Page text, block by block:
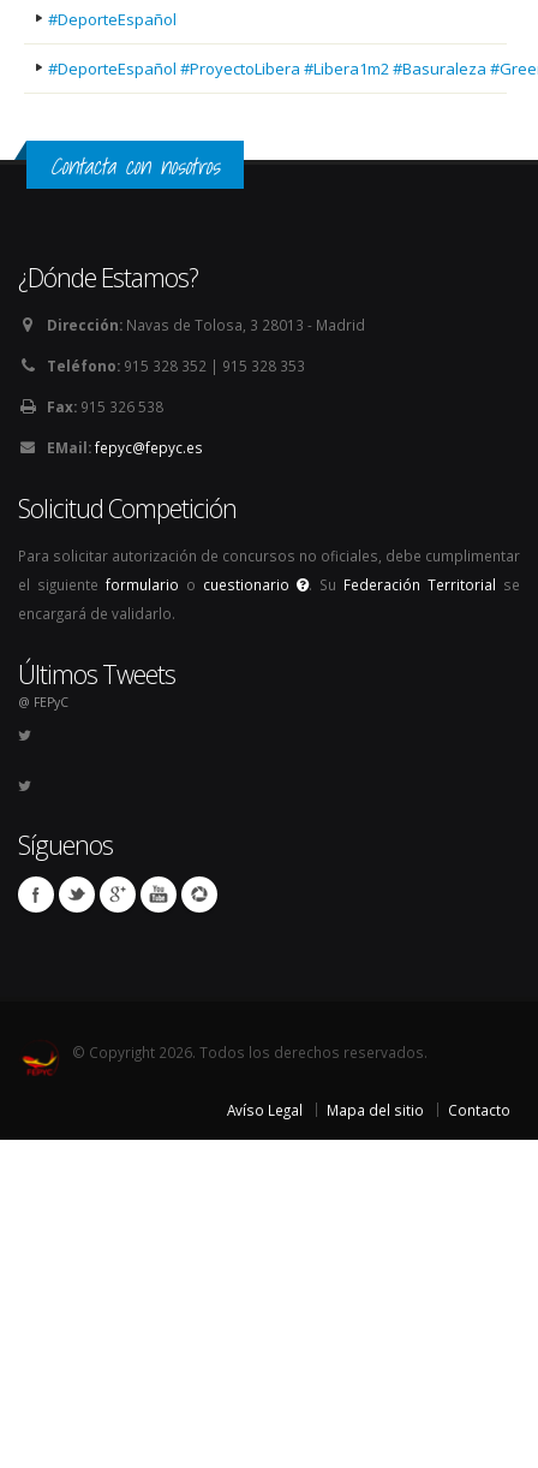
#DeporteEspañol
#DeporteEspañol #ProyectoLibera #Libera1m2 #Basuraleza
Contacta con nosotros
¿Dónde Estamos?
Dirección: Navas de Tolosa, 3 28013 - Madrid
Teléfono: 915 328 352 | 915 328 353
Fax: 915 326 538
EMail:fepyc@fepyc.es
Solicitud Competición
Para solicitar autorización de concursos no oficiales, debe cumplimentar
el siguiente formulario o cuestionario . Su Federación Territorial se
encargará de validarlo.
Últimos Tweets
@ FEPyC
Síguenos
© Copyright 2026. Todos los derechos reservados.
Avíso Legal Mapa del sitio Contacto